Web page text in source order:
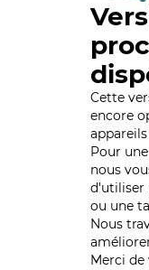
Cette
encore
Pour
nous
d'utiliser
ou une
Nous
Merci